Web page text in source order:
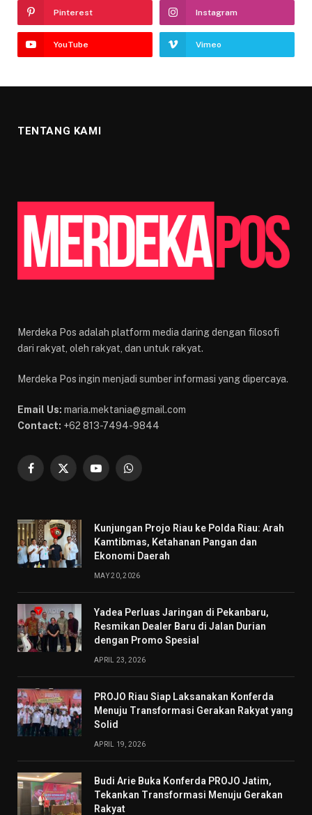
Pinterest Instagram
YouTube Vimeo
TENTANG KAMI
Merdeka Pos adalah platform media daring dengan filosofi
dari rakyat, oleh rakyat, dan untuk rakyat.
Merdeka Pos ingin menjadi sumber informasi yang dipercaya.
Email Us: maria.mektania@gmail.com
Contact: +62 813-7494-9844
Facebook
X
YouTubeWhatsApp
Kunjungan Projo Riau ke Polda Riau: Arah
Kamtibmas, Ketahanan Pangan dan
Ekonomi Daerah
MAY 20, 2026
Yadea Perluas Jaringan di Pekanbaru,
Resmikan Dealer Baru di Jalan Durian
dengan Promo Spesial
APRIL 23, 2026
PROJO Riau Siap Laksanakan Konferda
Menuju Transformasi Gerakan Rakyat yang
Solid
APRIL 19, 2026
Budi Arie Buka Konferda PROJO Jatim,
Tekankan Transformasi Menuju Gerakan
Rakyat